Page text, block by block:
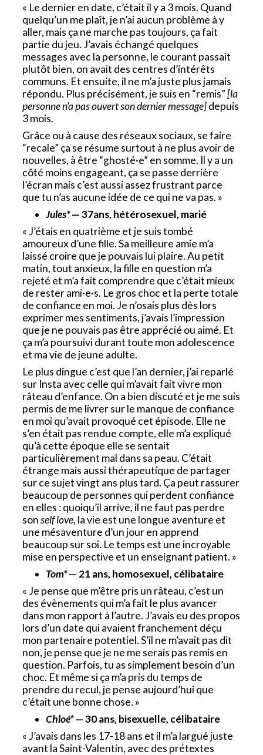
« Le dernier en date, c’était il y a 3 mois. Quand
quelqu’un me plaît, je n’ai aucun problème à y
aller, mais ça ne marche pas toujours, ça fait
partie du jeu. J’avais échangé quelques
messages avec la personne, le courant passait
plutôt bien, on avait des centres d’intérêts
communs. Et ensuite, il ne m’a juste plus jamais
répondu. Plus précisément, je suis en “remis”[la
personne n’a pas ouvert son dernier message]depuis
3 mois.
Grâce ou à cause des réseaux sociaux, se faire
“recale” ça se résume surtout à ne plus avoir de
nouvelles, à être “ghosté·e” en somme. Il y a un
côté moins engageant, ça se passe derrière
l’écran mais c’est aussi assez frustrant parce
que tu n’as aucune idée de ce qui ne va pas. »
Jules*— 37ans, hétérosexuel, marié
« J’étais en quatrième et je suis tombé
amoureux d’une fille. Sa meilleure amie m’a
laissé croire que je pouvais lui plaire. Au petit
matin, tout anxieux, la fille en question m’a
rejeté et m’a fait comprendre que c’était mieux
de rester ami·e·s. Le gros choc et la perte totale
de confiance en moi. Je n’osais plus dès lors
exprimer mes sentiments, j’avais l’impression
que je ne pouvais pas être apprécié ou aimé. Et
ça m’a poursuivi durant toute mon adolescence
et ma vie de jeune adulte.
Le plus dingue c’est que l’an dernier, j’ai reparlé
sur Insta avec celle qui m’avait fait vivre mon
râteau d’enfance. On a bien discuté et je me suis
permis de me livrer sur le manque de confiance
en moi qu’avait provoqué cet épisode. Elle ne
s’en était pas rendue compte, elle m’a expliqué
qu’à cette époque elle se sentait
particulièrement mal dans sa peau. C’était
étrange mais aussi thérapeutique de partager
sur ce sujet vingt ans plus tard. Ça peut rassurer
beaucoup de personnes qui perdent confiance
en elles : quoiqu’il arrive, il ne faut pas perdre
sonself love, la vie est une longue aventure et
une mésaventure d’un jour en apprend
beaucoup sur soi. Le temps est une incroyable
mise en perspective et un enseignant patient. »
Tom*— 21 ans, homosexuel, célibataire
« Je pense que m’être pris un râteau, c’est un
des évènements qui m’a fait le plus avancer
dans mon rapport à l’autre. J’avais eu des propos
lors d’un date qui avaient franchement déçu
mon partenaire potentiel. S’il ne m’avait pas dit
non, je pense que je ne me serais pas remis en
question. Parfois, tu as simplement besoin d’un
choc. Et même si ça m’a pris du temps de
prendre du recul, je pense aujourd’hui que
c’était une bonne chose. »
Chloé*— 30 ans, bisexuelle, célibataire
« J’avais dans les 17-18 ans et il m’a largué juste
avant la Saint-Valentin, avec des prétextes